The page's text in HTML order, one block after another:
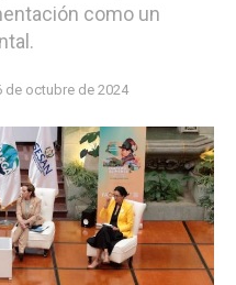
como un
de octubre de 2024